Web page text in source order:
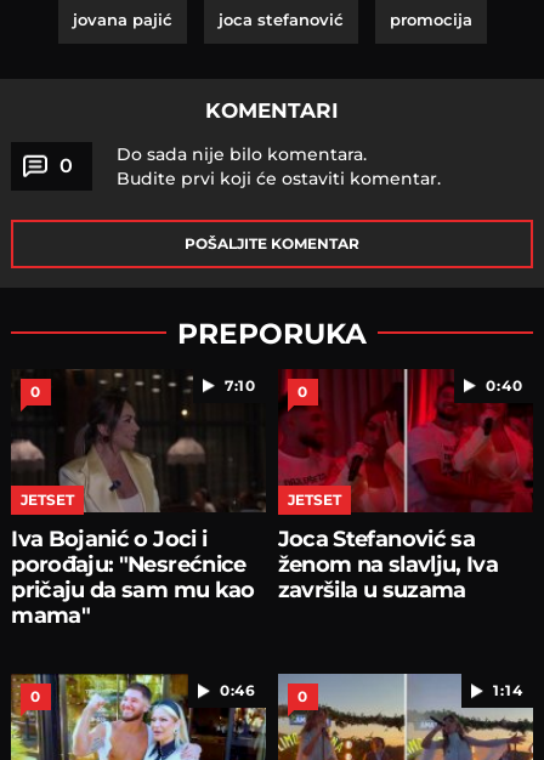
jovana pajić joca stefanović promocija
KOMENTARI
0
Do sada nije bilo komentara.
Budite prvi koji će ostaviti komentar.
POŠALJITE KOMENTAR
PREPORUKA
7:10
0
JETSET
Iva Bojanić o Joci i
porođaju: "Nesrećnice
pričaju da sam mu kao
mama"
0:40
0
JETSET
Joca Stefanović sa
ženom na slavlju, Iva
završila u suzama
0:46
0 1:14
0